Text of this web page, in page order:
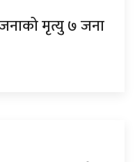
जनाको मृत्यु ७ जना